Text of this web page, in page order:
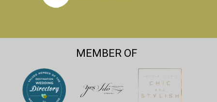
MEMBER OF